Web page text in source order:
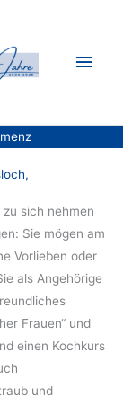
,
sich nehmen
Sie mögen am
Vorlieben oder
als Angehörige
Frauen“ und
einen Kochkurs
und